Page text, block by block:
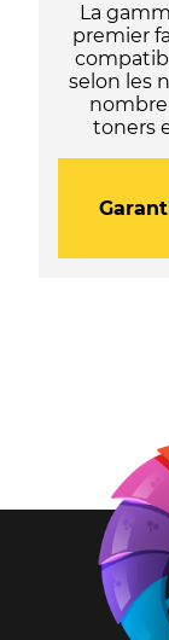
La
premier
selon les
toners